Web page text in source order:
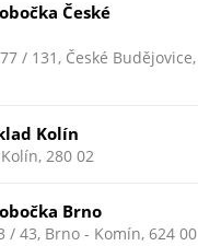
České
/ 131, České Budějovice,
Kolín
280 02
Brno
/ 43, Brno - Komín, 624 00